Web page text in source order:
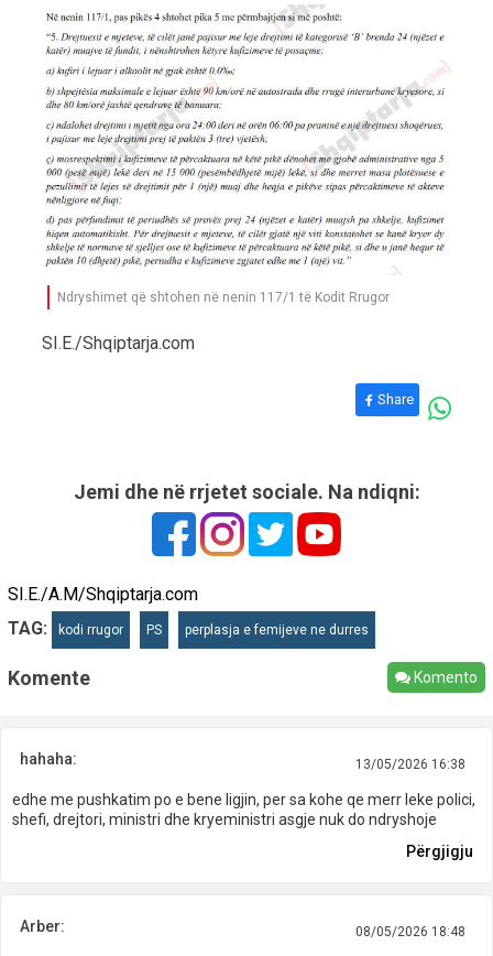
Ndryshimet që shtohen në nenin 117/1 të Kodit Rrugor
SI.E./Shqiptarja.com
Share
Jemi dhe në rrjetet sociale. Na ndiqni:
SI.E./A.M/Shqiptarja.com
TAG:
kodi rrugor PS perplasja e femijeve ne durres
Komente Komento
hahaha: 13/05/2026 16:38
edhe me pushkatim po e bene ligjin, per sa kohe qe merr leke polici,
shefi, drejtori, ministri dhe kryeministri asgje nuk do ndryshoje
Përgjigju
Arber: 08/05/2026 18:48